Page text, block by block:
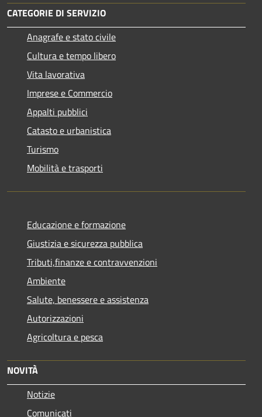
CATEGORIE DI SERVIZIO
Anagrafe e stato civile
Cultura e tempo libero
Vita lavorativa
Imprese e Commercio
Appalti pubblici
Catasto e urbanistica
Turismo
Mobilità e trasporti
Educazione e formazione
Giustizia e sicurezza pubblica
Tributi,finanze e contravvenzioni
Ambiente
Salute, benessere e assistenza
Autorizzazioni
Agricoltura e pesca
NOVITÀ
Notizie
Comunicati